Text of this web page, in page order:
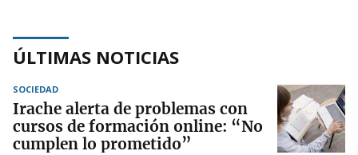
ÚLTIMAS NOTICIAS
SOCIEDAD
Irache alerta de problemas con
cursos de formación online: “No
cumplen lo prometido”